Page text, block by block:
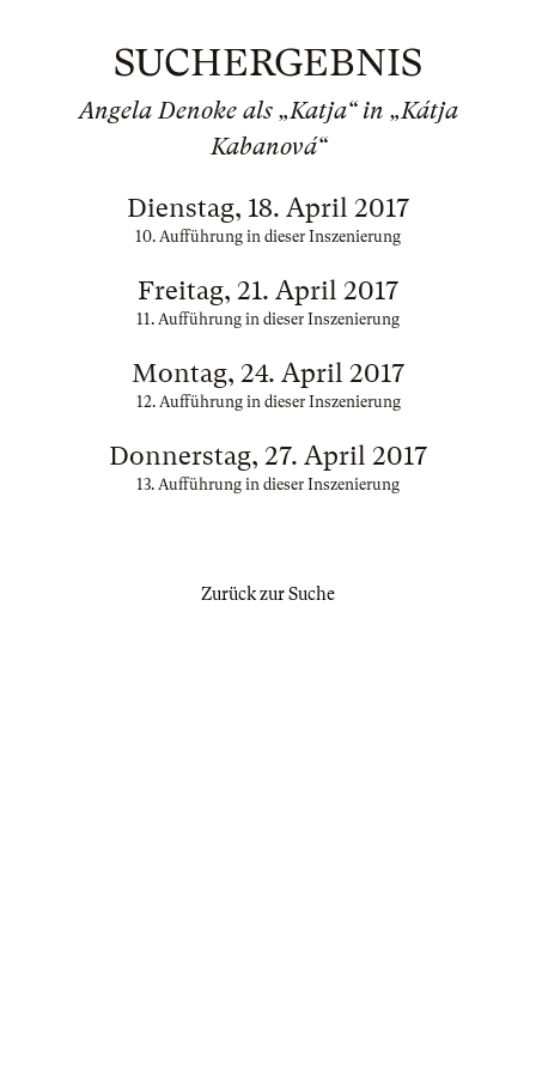
SUCHERGEBNIS
Angela Denoke als „Katja“ in „Kátja
Kabanová“
Dienstag, 18. April 2017
10. Aufführung in dieser Inszenierung
Freitag, 21. April 2017
11. Aufführung in dieser Inszenierung
Montag, 24. April 2017
12. Aufführung in dieser Inszenierung
Donnerstag, 27. April 2017
13. Aufführung in dieser Inszenierung
Zurück zur Suche